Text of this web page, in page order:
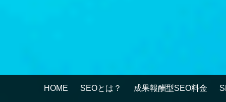
HOME SEOとは？ 成果報酬型SEO料金